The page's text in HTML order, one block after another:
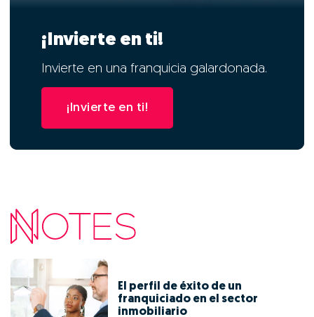
¡Invierte en ti!
Invierte en una franquicia galardonada.
¡Invierte en ti!
El perfil de éxito de un
franquiciado en el sector
inmobiliario